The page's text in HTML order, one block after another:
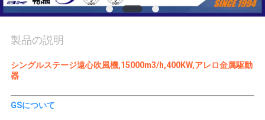
私
達
に
製品の説明
シングルステージ遠心吹風機,15000m3/h,400KW,アレロ金属駆動
器
GSについて